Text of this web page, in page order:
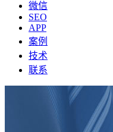
微信
SEO
APP
案例
技术
联系